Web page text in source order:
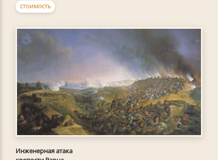
СТОИМОСТЬ
Инженерная атака